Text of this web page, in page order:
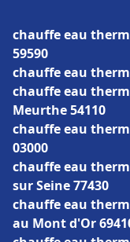
chauffe eau
59590
chauffe eau
chauffe eau
Meurthe 54110
chauffe eau
03000
chauffe eau
sur Seine 77430
chauffe eau
au Mont d'Or